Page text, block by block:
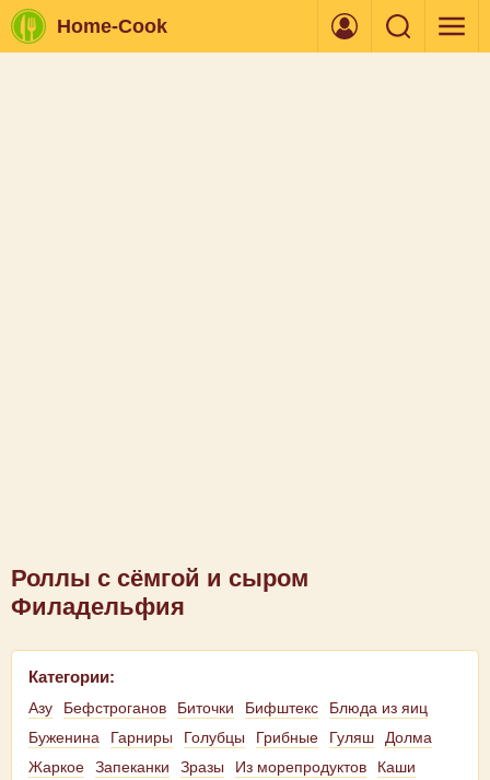
Home-Cook
Роллы с сёмгой и сыром
Филадельфия
Категории:
Азу Бефстроганов Биточки Бифштекс
Блюда из яиц
Буженина
Гарниры Голубцы Грибные Гуляш
Долма
Жаркое
Запеканки Зразы Из морепродуктов
Каши